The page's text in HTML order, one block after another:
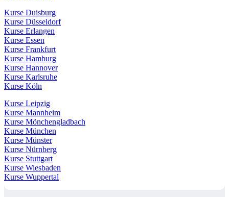
Kurse Duisburg
Kurse Düsseldorf
Kurse Erlangen
Kurse Essen
Kurse Frankfurt
Kurse Hamburg
Kurse Hannover
Kurse Karlsruhe
Kurse Köln
Kurse Leipzig
Kurse Mannheim
Kurse Mönchengladbach
Kurse München
Kurse Münster
Kurse Nürnberg
Kurse Stuttgart
Kurse Wiesbaden
Kurse Wuppertal